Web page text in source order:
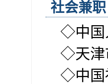
社会兼职
◇中
◇天
◇中